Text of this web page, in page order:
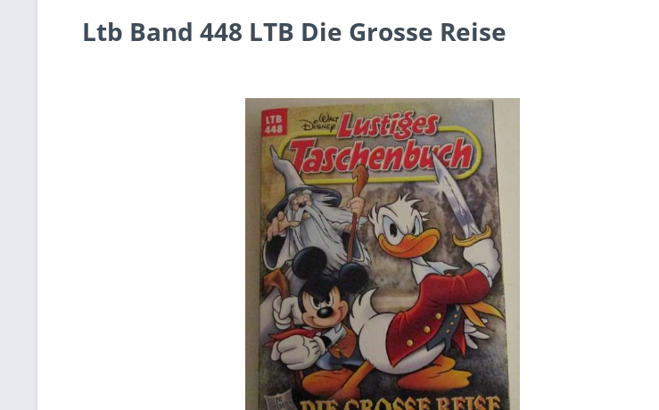
Ltb Band 448 LTB Die Grosse Reise